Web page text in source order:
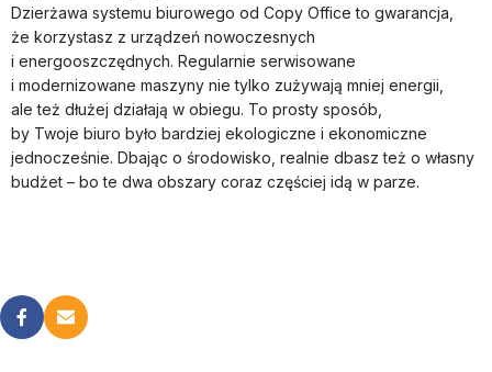
Dzierżawa systemu biurowego od Copy Office to gwarancja,
że korzystasz z urządzeń nowoczesnych
i energooszczędnych. Regularnie serwisowane
i modernizowane maszyny nie tylko zużywają mniej energii,
ale też dłużej działają w obiegu. To prosty sposób,
by Twoje biuro było bardziej ekologiczne i ekonomiczne
jednocześnie. Dbając o środowisko, realnie dbasz też o własny
budżet – bo te dwa obszary coraz częściej idą w parze.